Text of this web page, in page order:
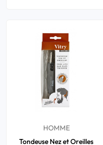
HOMME
Tondeuse Nez et Oreilles